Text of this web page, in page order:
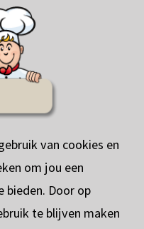
van cookies en
om jou een
bieden. Door op
te blijven maken